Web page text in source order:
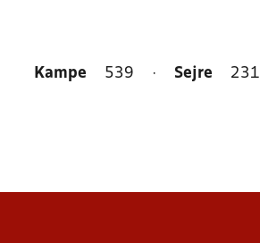
Kampe 539 · Sejre 231